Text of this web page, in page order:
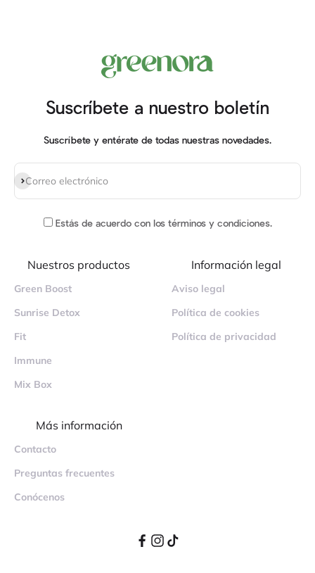
Suscríbete a nuestro boletín
Suscríbete y entérate de todas nuestras novedades.
Correo electrónico
Suscribirse
Estás de acuerdo con los términos y condiciones.
Nuestros productos
Green Boost
Sunrise Detox
Fit
Immune
Mix Box
Información legal
Aviso legal
Política de cookies
Política de privacidad
Más información
Contacto
Preguntas frecuentes
Conócenos